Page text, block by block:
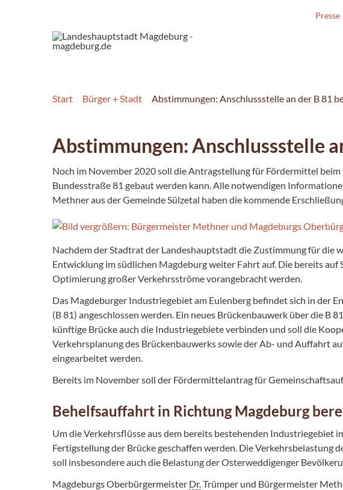
Presse
Start Bürger + Stadt Abstimmungen: Anschlussstelle an der B 81
Abstimmungen: Anschlussstelle
Noch im November 2020 soll die Antragstellung für Fördermittel
Bundesstraße 81 gebaut werden kann. Alle notwendigen
Methner aus der Gemeinde Sülzetal haben die kommende
Nachdem der Stadtrat der Landeshauptstadt die Zustimmung für die
Entwicklung im südlichen Magdeburg weiter Fahrt auf. Die bereits
Optimierung großer Verkehrsströme vorangebracht werden.
Das Magdeburger Industriegebiet am Eulenberg befindet sich in der
(B 81) angeschlossen werden. Ein neues Brückenbauwerk über die B
künftige Brücke auch die Industriegebiete verbinden und soll die
Verkehrsplanung des Brückenbauwerks sowie der Ab- und Auffahrt
eingearbeitet werden.
Bereits im November soll der Fördermittelantrag für
Behelfsauffahrt in Richtung Magdeburg
Um die Verkehrsflüsse aus dem bereits bestehenden Industriegebiet
Fertigstellung der Brücke geschaffen werden. Die
soll insbesondere auch die Belastung der Osterweddigenger
Magdeburgs Oberbürgermeister Dr. Trümper und Bürgermeister